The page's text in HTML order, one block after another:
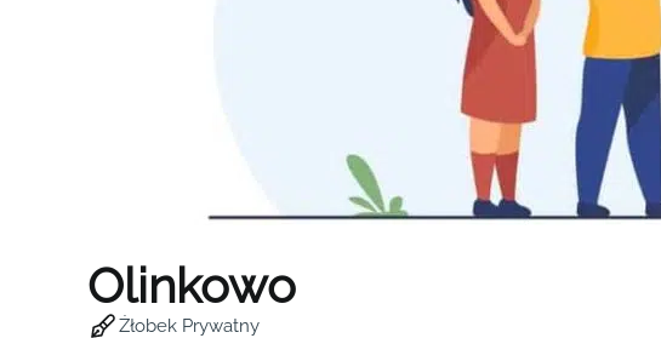
Olinkowo
Żłobek Prywatny